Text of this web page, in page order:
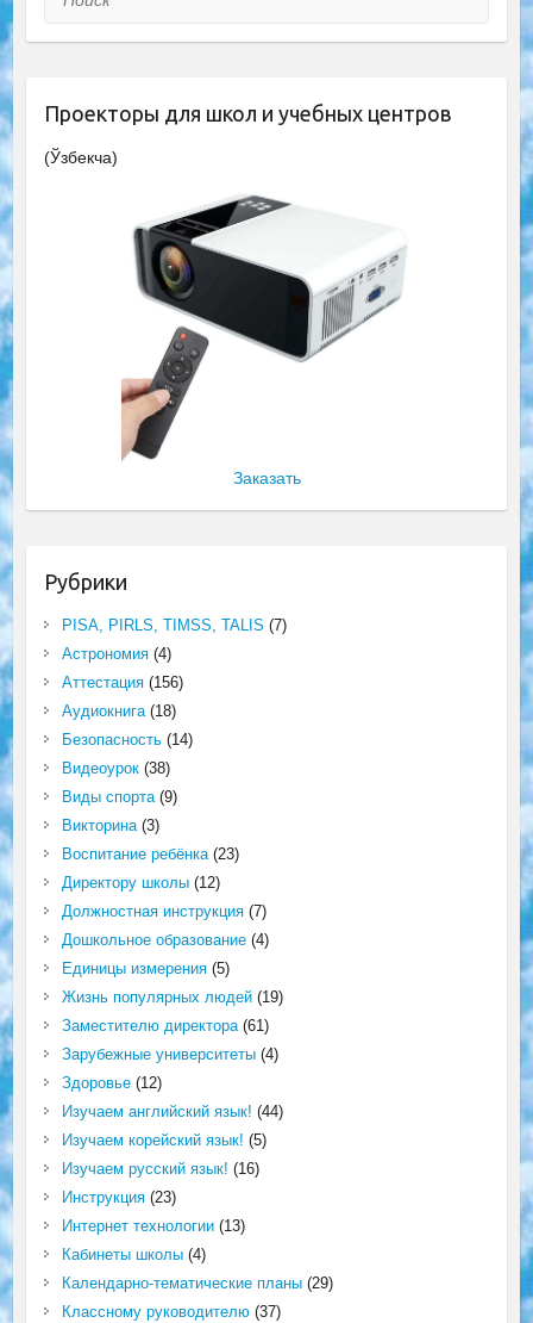
Проекторы для школ и учебных центров
(Ўзбекча)
Заказать
Рубрики
PISA, PIRLS, TIMSS, TALIS (7)
Астрономия(4)
Аттестация(156)
Аудиокнига(18)
Безопасность(14)
Видеоурок(38)
Виды спорта(9)
Викторина(3)
Воспитание ребёнка(23)
Директору школы(12)
Должностная инструкция(7)
Дошкольное образование(4)
Единицы измерения(5)
Жизнь популярных людей(19)
Заместителю директора(61)
Зарубежные университеты(4)
Здоровье(12)
Изучаем английский язык! (44)
Изучаем корейский язык! (5)
Изучаем русский язык! (16)
Инструкция(23)
Интернет технологии(13)
Кабинеты школы(4)
Календарно-тематические планы(29)
Классному руководителю(37)